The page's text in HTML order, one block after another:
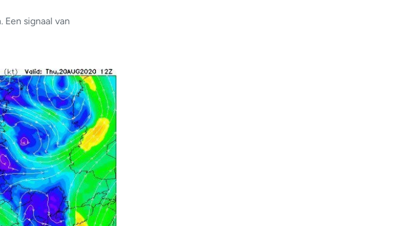
signaal van